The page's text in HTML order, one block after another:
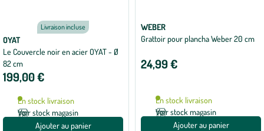
Livraison incluse
OYAT
Le Couvercle noir en acier OYAT - Ø
82 cm
199,00 €
En stock livraison
Voir stock magasin
Ajouter au panier
WEBER
Grattoir pour plancha Weber 20 cm
24,99 €
En stock livraison
Voir stock magasin
Ajouter au panier